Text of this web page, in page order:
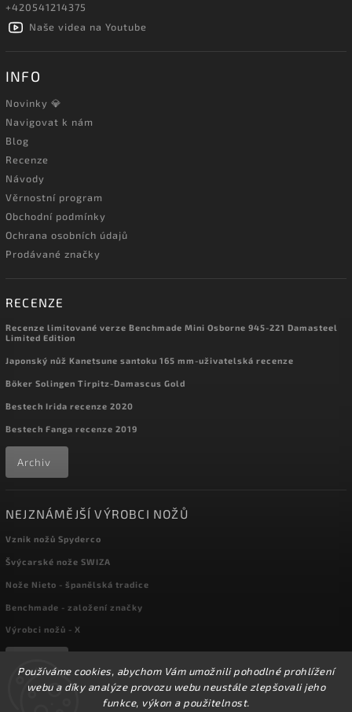
Používáme cookies, abychom Vám umožnili pohodlné prohlížení
webu a díky analýze provozu webu neustále zlepšovali jeho
funkce, výkon a použitelnost.
+420541214375
Naše videa na Youtube
INFO
Novinky 💎
Navigovat k nám
Blog
Recenze
Návody
Věrnostní program
Obchodní podmínky
Ochrana osobních údajů
Prodávané značky
RECENZE
Recenze limitované verze Benchmade Mini Osborne 945-221 Damasteel
Limited Edition
Japonský nůž Kanetsune santoku 165 mm-uživatelská recenze
Böker Solingen Tirpitz-Damascus Gold
Bestech Irida recenze 2020
Bestech Fanga recenze 2019
Archiv
NEJZNÁMĚJŠÍ VÝROBCI NOŽŮ
Vznik nožů Spyderco
Švýcarské nože SWIZA
Nože Nieto - španělská tradice
Benchmade - založení značky
Výrobci nožů - X